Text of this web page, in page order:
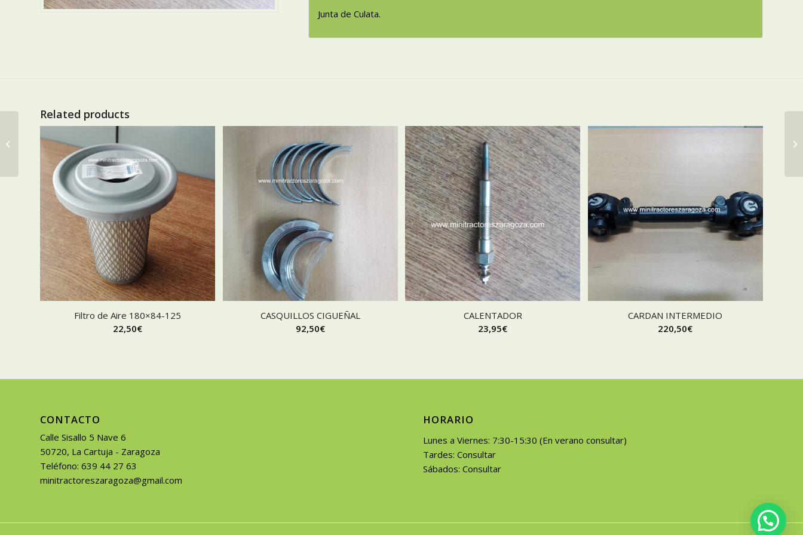
Junta de Culata.
Related products
Filtro de Aire 180×84-125
22,50€
CASQUILLOS CIGUEÑAL
92,50€
CALENTADOR
23,95€
CARDAN INTERMEDIO
220,50€
CONTACTO
Calle Sisallo 5 Nave 6
50720, La Cartuja - Zaragoza
Teléfono: 639 44 27 63
minitractoreszaragoza@gmail.com
HORARIO
Lunes a Viernes: 7:30-15:30 (En verano consultar)
Tardes: Consultar
Sábados: Consultar
JUNTA DE CULATA